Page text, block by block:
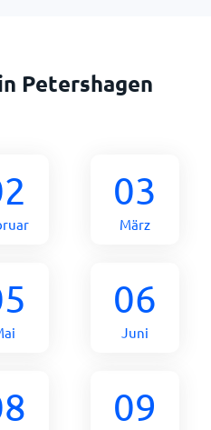
Petershagen
03
März
06
Juni
09